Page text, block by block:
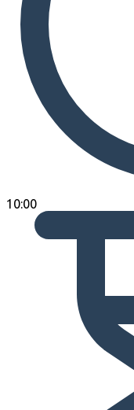
10:00